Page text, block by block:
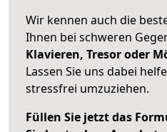
Wir kennen auch die
Ihnen bei schweren
Klavieren, Tresor oder
Lassen Sie uns dabei
stressfrei umzuziehen.
Füllen Sie jetzt das